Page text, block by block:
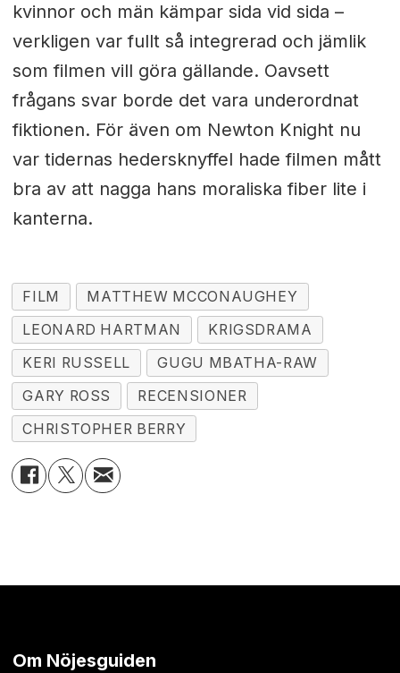
kvinnor och män kämpar sida vid sida –
verkligen var fullt så integrerad och jämlik
som filmen vill göra gällande. Oavsett
frågans svar borde det vara underordnat
fiktionen. För även om Newton Knight nu
var tidernas hedersknyffel hade filmen mått
bra av att nagga hans moraliska fiber lite i
kanterna.
FILM
MATTHEW MCCONAUGHEY
LEONARD HARTMAN
KRIGSDRAMA
KERI RUSSELL
GUGU MBATHA-RAW
GARY ROSS
RECENSIONER
CHRISTOPHER BERRY
Om Nöjesguiden